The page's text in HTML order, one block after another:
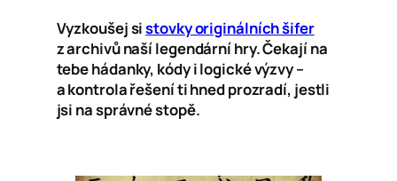
Vyzkoušej sistovky originálních šifer
z archivů naší legendární hry. Čekají na
tebe hádanky, kódy i logické výzvy –
a kontrola řešení ti hned prozradí, jestli
jsi na správné stopě.